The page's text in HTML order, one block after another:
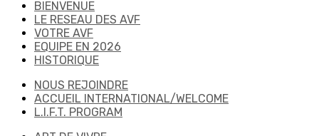
BIENVENUE
LE RESEAU DES AVF
VOTRE AVF
EQUIPE EN 2026
HISTORIQUE
NOUS REJOINDRE
ACCUEIL INTERNATIONAL/WELCOME
L.I.F.T. PROGRAM